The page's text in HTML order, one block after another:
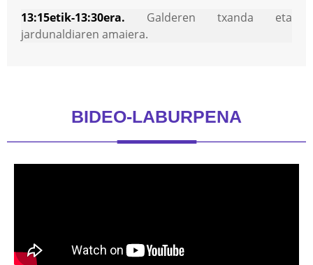
13:15etik-13:30era. Galderen txanda eta
jardunaldiaren amaiera.
BIDEO-LABURPENA